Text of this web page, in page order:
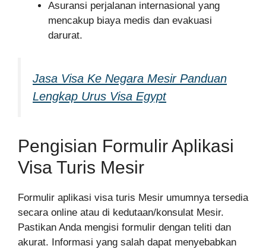
Asuransi perjalanan internasional yang
mencakup biaya medis dan evakuasi
darurat.
Jasa Visa Ke Negara Mesir Panduan
Lengkap Urus Visa Egypt
Pengisian Formulir Aplikasi
Visa Turis Mesir
Formulir aplikasi visa turis Mesir umumnya tersedia
secara online atau di kedutaan/konsulat Mesir.
Pastikan Anda mengisi formulir dengan teliti dan
akurat. Informasi yang salah dapat menyebabkan